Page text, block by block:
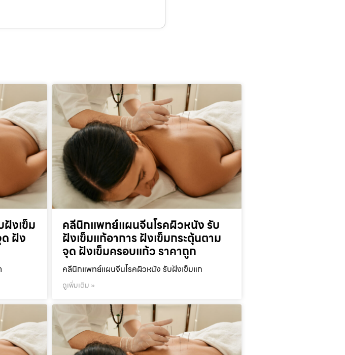
งเข็ม
ฝัง
คลีนิกแพทย์แผนจีนโรคผิวหนัง รับ
ฝังเข็มแก้อาการ ฝังเข็มกระตุ้นตาม
จุด ฝังเข็มครอบแก้ว ราคาถูก
คลีนิกแพทย์แผนจีนโรคผิวหนัง รับฝังเข็มแก
ดูเพิ่มเติม »